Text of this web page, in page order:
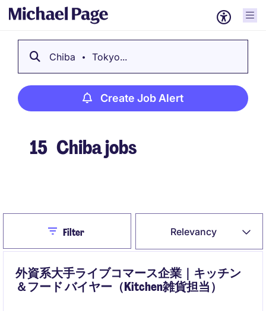
Chiba Tokyo...
Create Job Alert
15 Chiba jobs
Relevancy
CloseFilter
外資系大手ライブコマース企業｜キッチン
＆フード バイヤー（Kitchen雑貨担当）